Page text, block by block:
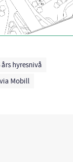
hyresnivå
Mobill